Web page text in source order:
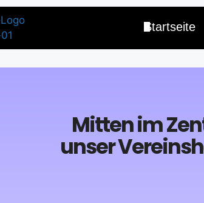
Startseite
Mitten im
unser